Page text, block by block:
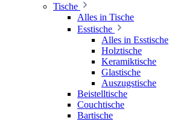
Tische
Alles in Tische
Esstische
Alles in Esstische
Holztische
Keramiktische
Glastische
Auszugstische
Beistelltische
Couchtische
Bartische